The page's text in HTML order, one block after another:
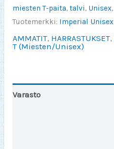
laskettelu
miesten T-paita,talvi, Unisex,
Tuotemerkki: Imperial Unisex
AMMATIT, HARRASTUKSET,
T (Miesten/Unisex)
Varasto